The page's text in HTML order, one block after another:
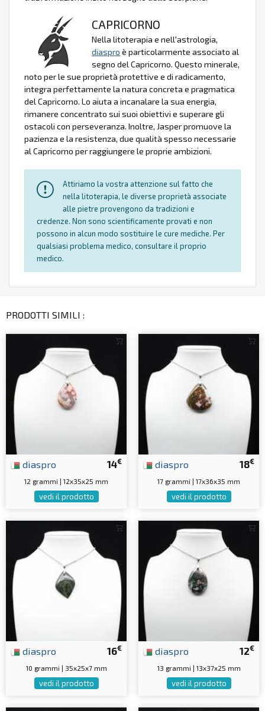
CAPRICORNO
Nella litoterapia e nell'astrologia,
diaspro è particolarmente associato al
segno del Capricorno. Questo minerale,
noto per le sue proprietà protettive e di radicamento,
integra perfettamente la natura concreta e pragmatica
del Capricorno. Lo aiuta a incanalare la sua energia,
rimanere concentrato sui suoi obiettivi e superare gli
ostacoli con perseveranza. Inoltre, Jasper promuove la
pazienza e la resistenza, due qualità spesso necessarie
al Capricorno per raggiungere le proprie ambizioni.
Attiriamo la vostra attenzione sul fatto che
nella litoterapia, le diverse proprietà associate
alle pietre provengono da tradizioni e
credenze. Non sono scientificamente provati e non
possono in alcun modo sostituire le cure mediche. Per
qualsiasi problema medico, consultare il proprio
medico.
PRODOTTI SIMILI :
14€
diaspro
12 grammi | 12x35x25 mm
vedi il prodotto
18€
diaspro
17 grammi | 17x36x35 mm
vedi il prodotto
16€
diaspro
10 grammi | 35x25x7 mm
vedi il prodotto
12€
diaspro
13 grammi | 13x37x25 mm
vedi il prodotto